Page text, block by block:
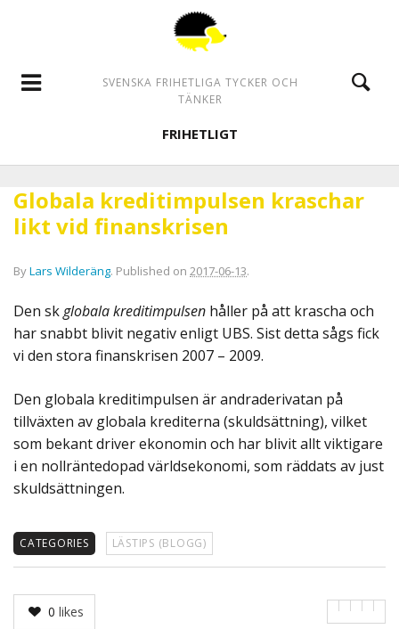
SVENSKA FRIHETLIGA TYCKER OCH
TÄNKER
FRIHETLIGT
Globala kreditimpulsen kraschar
likt vid finanskrisen
ByLars Wilderäng. Published on 2017-06-13.
Den skglobala kreditimpulsen håller på att krascha och
har snabbt blivit negativ enligt UBS. Sist detta sågs fick
vi den stora finanskrisen 2007 – 2009.
Den globala kreditimpulsen är andraderivatan på
tillväxten av globala krediterna (skuldsättning), vilket
som bekant driver ekonomin och har blivit allt viktigare
i en nollräntedopad världsekonomi, som räddats av just
skuldsättningen.
CATEGORIES LÄSTIPS (BLOGG)
0 likes